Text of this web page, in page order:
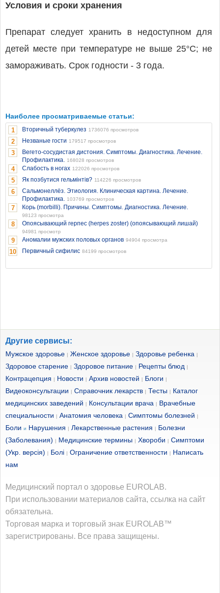
Условия и сроки хранения
Препарат следует хранить в недоступном для
детей месте при температуре не выше 25°С; не
замораживать. Срок годности - 3 года.
Наиболее просматриваемые статьи:
1 Вторичный туберкулез 1736076 просмотров
2 Незваные гости 179517 просмотров
3
Вегето-сосудистая дистония. Симптомы. Диагностика. Лечение.
Профилактика. 168028 просмотров
4 Слабость в ногах 122026 просмотров
5 Як позбутися гельмінтів? 114226 просмотров
6
Сальмонеллёз. Этиология. Клиническая картина. Лечение.
Профилактика. 103769 просмотров
7 Корь (morbilli). Причины. Симптомы. Диагностика. Лечение.
98123 просмотра
8 Опоясывающий герпес (herpes zoster) (опоясывающий лишай)
94981 просмотр
9 Аномалии мужских половых органов 94904 просмотра
10 Первичный сифилис 84199 просмотров
Другие сервисы:
Мужское здоровье | Женское здоровье | Здоровье ребенка |
Здоровое старение | Здоровое питание | Рецепты блюд |
Контрацепция | Новости | Архив новостей | Блоги |
Видеоконсультации | Справочник лекарств | Тесты | Каталог
медицинских заведений | Консультации врача | Врачебные
специальности | Анатомия человека | Симптомы болезней |
Боли и Нарушения | Лекарственные растения | Болезни
(Заболевания) | Медицинские термины | Хвороби | Симптоми
(Укр. версія) | Болі | Ограничение ответственности | Написать
нам
Медицинский портал о здоровье EUROLAB.
При использовании материалов сайта, ссылка на сайт
обязательна.
Торговая марка и торговый знак EUROLAB™
зарегистрированы. Все права защищены.